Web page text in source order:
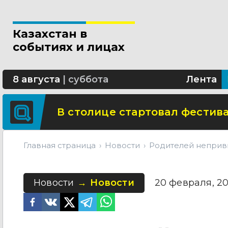
Казахстан в
событиях и лицах
8 августа суббота Лента
В Алматы благоустраивают
Сколько стоит собрать
В столице стартовал
Главная страница Новости Родителей
Новости Новости 20 февраля,